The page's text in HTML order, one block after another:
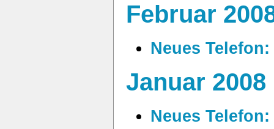
Februar
Neues
Januar 2008
Neues